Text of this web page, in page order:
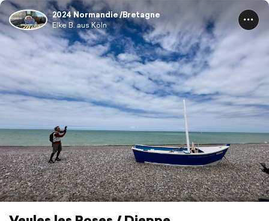
2024 Normandie /Bretagne
Elke B. aus Köln